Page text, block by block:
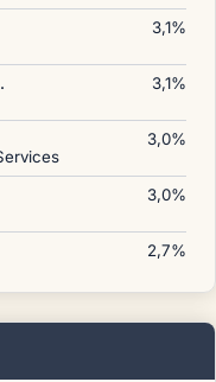
3,1%
3,1%
3,0%
3,0%
2,7%